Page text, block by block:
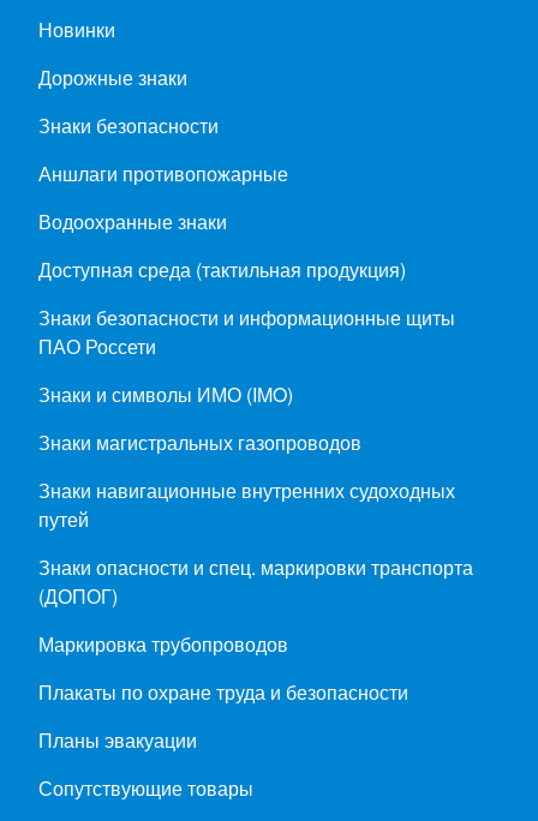
Новинки
Дорожные знаки
Знаки безопасности
Аншлаги противопожарные
Водоохранные знаки
Доступная среда (тактильная продукция)
Знаки безопасности и информационные щиты
ПАО Россети
Знаки и символы ИМО (IMO)
Знаки магистральных газопроводов
Знаки навигационные внутренних судоходных
путей
Знаки опасности и спец. маркировки транспорта
(ДОПОГ)
Маркировка трубопроводов
Плакаты по охране труда и безопасности
Планы эвакуации
Сопутствующие товары